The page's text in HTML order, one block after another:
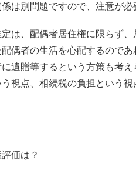
は別問題ですので、注意が必
は、配偶者居住権に限らず
偶者の生活を心配するので
遺贈等するという方策も考
視点、相続税の負担という
価は？